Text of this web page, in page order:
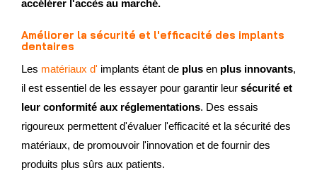
accélérer l'accès au marché.
Améliorer la sécurité et l'efficacité des implants
dentaires
Les matériaux d' implants étant de plus en plus innovants,
il est essentiel de les essayer pour garantir leur sécurité et
leur conformité aux réglementations. Des essais
rigoureux permettent d'évaluer l'efficacité et la sécurité des
matériaux, de promouvoir l'innovation et de fournir des
produits plus sûrs aux patients.